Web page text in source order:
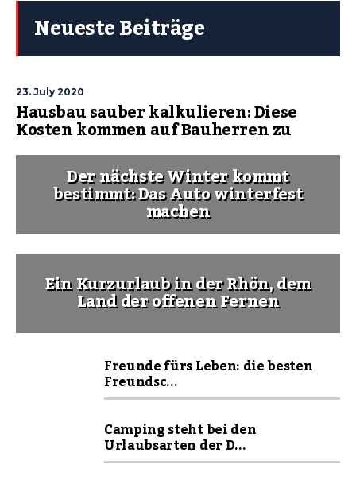
Neueste Beiträge
23. July 2020
Hausbau sauber kalkulieren: Diese
Kosten kommen auf Bauherren zu
Der nächste Winter kommt
bestimmt: Das Auto winterfest
machen
Ein Kurzurlaub in der Rhön, dem
Land der offenen Fernen
Freunde fürs Leben: die besten
Freundsc...
Camping steht bei den
Urlaubsarten der D...